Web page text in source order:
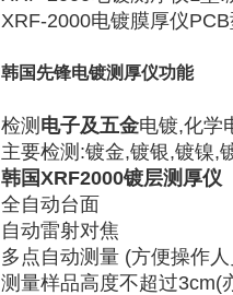
XRF-2000电镀膜厚仪
韩国先锋电镀测厚仪功能
检测 电子及五金电镀,化学
主要检测:镀金,镀银,镀镍,
韩国XRF2000镀层测厚仪
全自动台面
自动雷射对焦
多点自动测量 (方便操作
测量样品高度不超过3cm(